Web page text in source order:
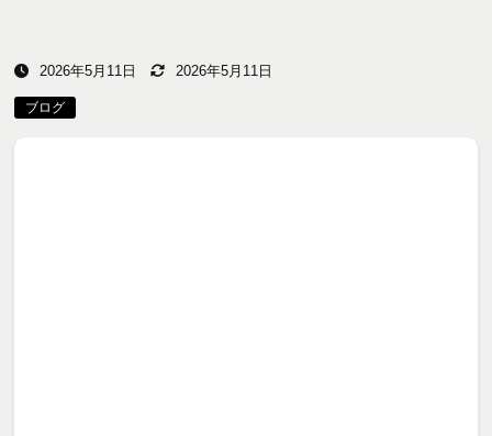
2026年5月11日 2026年5月11日
ブログ